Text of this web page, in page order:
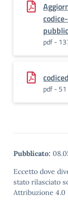
pdf -
pdf - 51
Pubblicato:
Eccetto dove
stato rilasciato
Attribuzione 4.0